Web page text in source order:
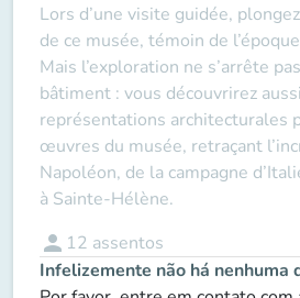
Lors d’une visite guidée,
de ce musée, témoin de
Mais l’exploration ne s’arrête
bâtiment : vous découvrirez
représentations architecturales
œuvres du musée, retraçant
Napoléon, de la campagne
à Sainte-Hélène.
person 12 assentos
Infelizemente não há nenhuma